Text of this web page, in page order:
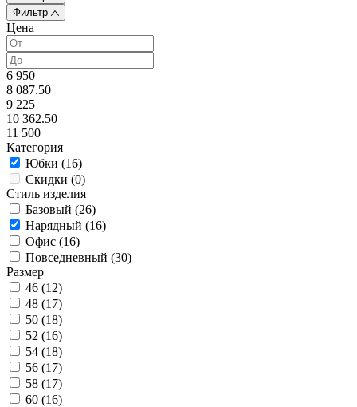
Фильтр
Цена
6 950
8 087.50
9 225
10 362.50
11 500
Категория
Юбки (16)
Скидки (0)
Стиль изделия
Базовый (26)
Нарядный (16)
Офис (16)
Повседневный (30)
Размер
46 (12)
48 (17)
50 (18)
52 (16)
54 (18)
56 (17)
58 (17)
60 (16)